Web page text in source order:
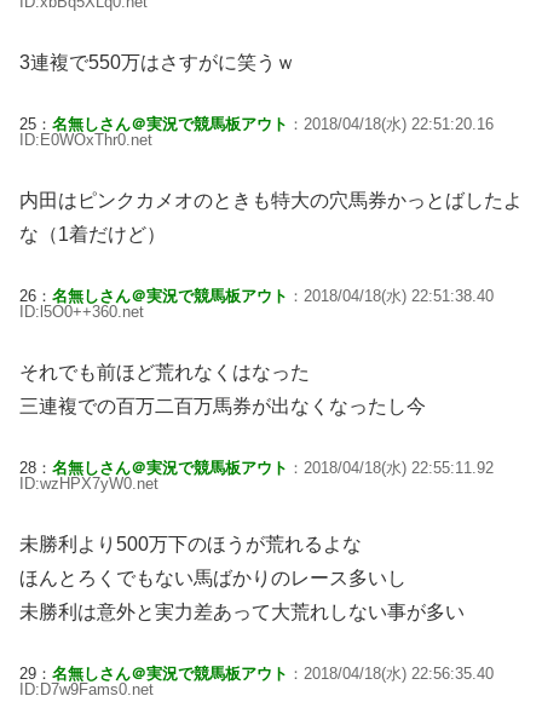
3連複で550万はさすがに笑うｗ
25： 名無しさん＠実況で競馬板アウト ：2018/04/18(水) 22:51:20.16
ID:E0WOxThr0.net
内田はピンクカメオのときも特大の穴馬券かっとばしたよ
な（1着だけど）
26： 名無しさん＠実況で競馬板アウト ：2018/04/18(水) 22:51:38.40
ID:l5O0++360.net
それでも前ほど荒れなくはなった
三連複での百万二百万馬券が出なくなったし今
28： 名無しさん＠実況で競馬板アウト ：2018/04/18(水) 22:55:11.92
ID:wzHPX7yW0.net
未勝利より500万下のほうが荒れるよな
ほんとろくでもない馬ばかりのレース多いし
未勝利は意外と実力差あって大荒れしない事が多い
29： 名無しさん＠実況で競馬板アウト ：2018/04/18(水) 22:56:35.40
ID:D7w9Fams0.net